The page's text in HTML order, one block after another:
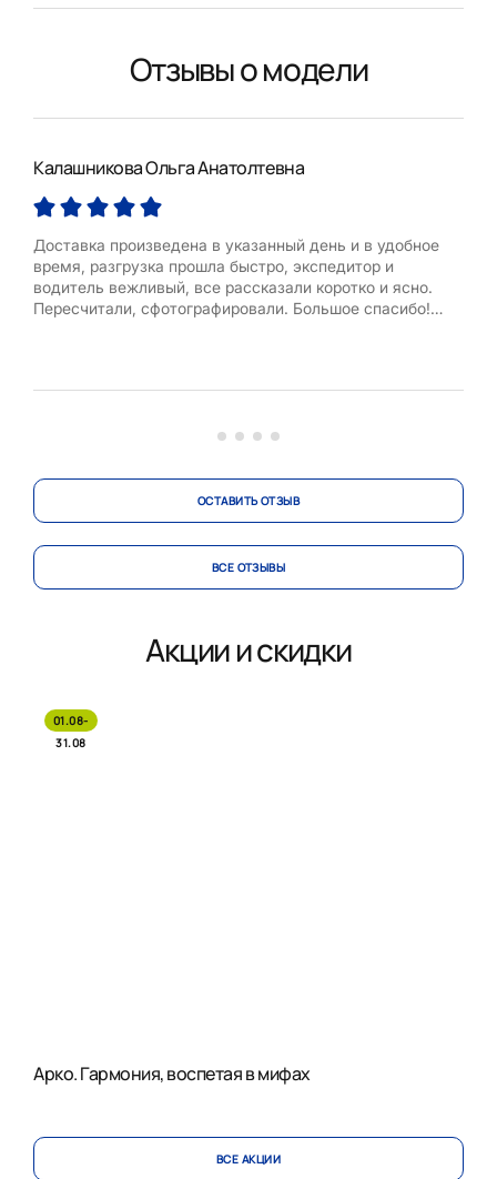
Отзывы о модели
Калашникова Ольга Анатолтевна
Доставка произведена в указанный день и в удобное
время, разгрузка прошла быстро, экспедитор и
водитель вежливый, все рассказали коротко и ясно.
Пересчитали, сфотографировали. Большое спасибо!
ОСТАВИТЬ ОТЗЫВ
ВСЕ ОТЗЫВЫ
Акции и скидки
01.08-
31.08
Арко. Гармония, воспетая в мифах
ВСЕ АКЦИИ